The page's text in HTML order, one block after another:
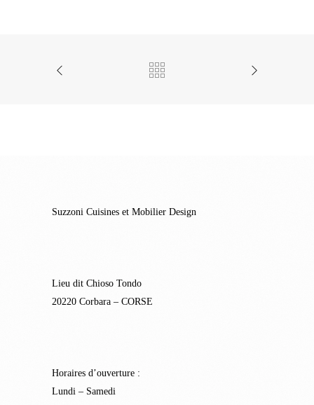
Suzzoni Cuisines et Mobilier Design
Lieu dit Chioso Tondo
20220 Corbara – CORSE
Horaires d’ouverture :
Lundi – Samedi